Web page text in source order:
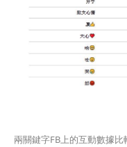
兩關鍵字FB上的互動數據比